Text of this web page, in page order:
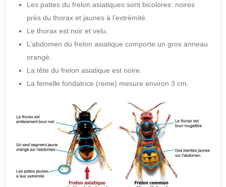
Les pattes du frelon asiatiques sont bicolores: noires
près du thorax et jaunes à l’extrémité.
Le thorax est noir et velu.
L’abdomen du frelon asiatique comporte un gros anneau
orangé.
La tête du frelon asiatique est noire.
La femelle fondatrice (reine) mesure environ 3 cm.